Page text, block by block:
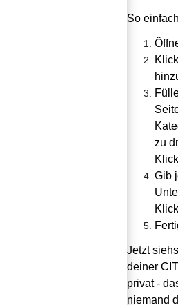
So
zu
Gib
Jetzt
deiner
privat -
niemand